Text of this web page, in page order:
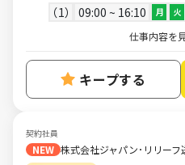
1
09:00 ~ 16:10 月 火
仕事内容を
キープする
契約社員
NEW 株式会社ジャパン･リリーフ